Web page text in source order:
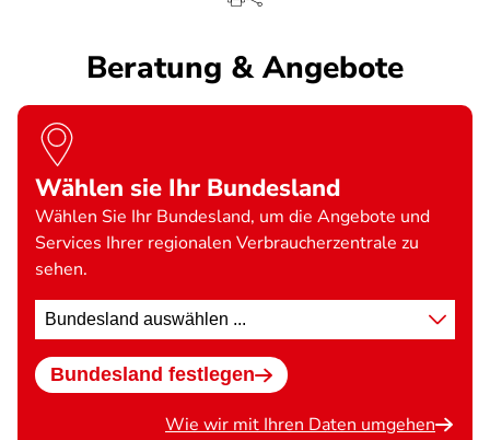
Beratung & Angebote
Wählen sie Ihr Bundesland
Wählen Sie Ihr Bundesland, um die Angebote und
Services Ihrer regionalen Verbraucherzentrale zu
sehen.
Standort
wählen
Bundesland festlegen
Wie wir mit Ihren Daten umgehen